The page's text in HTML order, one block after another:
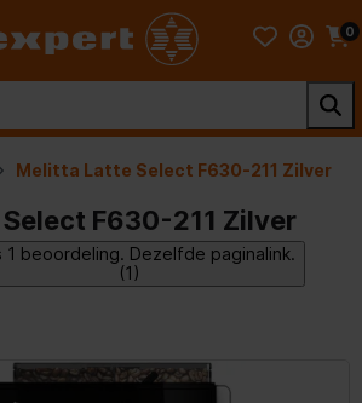
0
Melitta Latte Select F630-211 Zilver
F630-211 Zilver
1 beoordeling. Dezelfde paginalink.
(1)